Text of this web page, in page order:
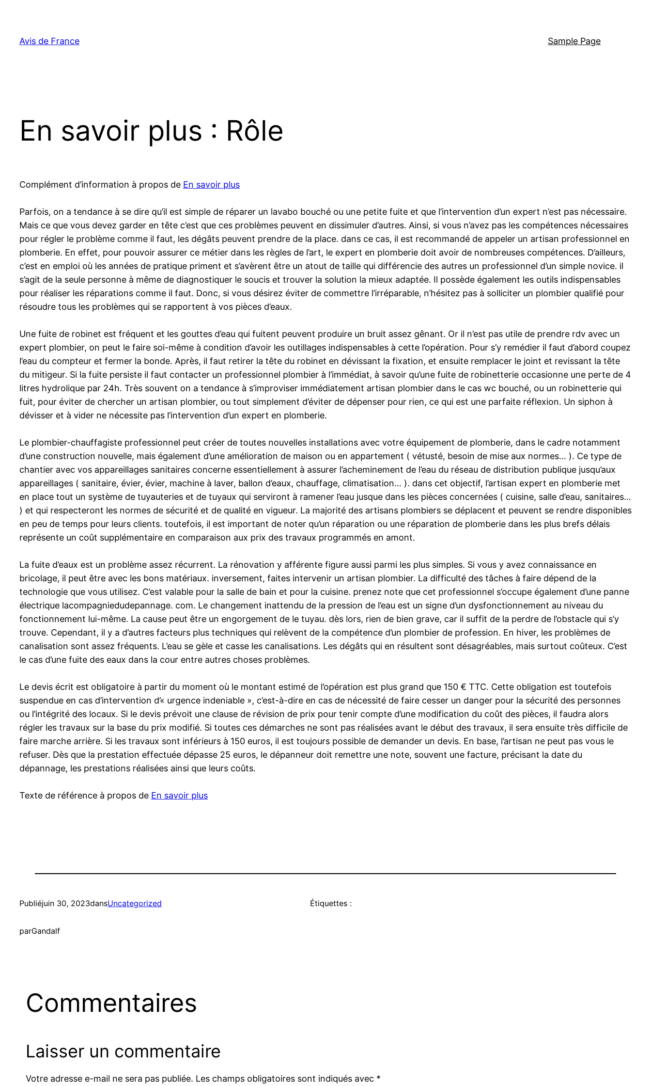
contenu
Avis de France Sample Page
En savoir plus : Rôle
Complément d’information à propos de En savoir plus
Parfois, on a tendance à se dire qu’il est simple de réparer un lavabo bouché ou une petite fuite et que l’intervention d’un expert n’est pas nécessaire.
Mais ce que vous devez garder en tête c’est que ces problèmes peuvent en dissimuler d’autres. Ainsi, si vous n’avez pas les compétences nécessaires
pour régler le problème comme il faut, les dégâts peuvent prendre de la place. dans ce cas, il est recommandé de appeler un artisan professionnel en
plomberie. En effet, pour pouvoir assurer ce métier dans les règles de l’art, le expert en plomberie doit avoir de nombreuses compétences. D’ailleurs,
c’est en emploi où les années de pratique priment et s’avèrent être un atout de taille qui différencie des autres un professionnel d’un simple novice. il
s’agit de la seule personne à même de diagnostiquer le soucis et trouver la solution la mieux adaptée. Il possède également les outils indispensables
pour réaliser les réparations comme il faut. Donc, si vous désirez éviter de commettre l’irréparable, n’hésitez pas à solliciter un plombier qualifié pour
résoudre tous les problèmes qui se rapportent à vos pièces d’eaux.
Une fuite de robinet est fréquent et les gouttes d’eau qui fuitent peuvent produire un bruit assez gênant. Or il n’est pas utile de prendre rdv avec un
expert plombier, on peut le faire soi-même à condition d’avoir les outillages indispensables à cette l’opération. Pour s’y remédier il faut d’abord coupez
l’eau du compteur et fermer la bonde. Après, il faut retirer la tête du robinet en dévissant la fixation, et ensuite remplacer le joint et revissant la tête
du mitigeur. Si la fuite persiste il faut contacter un professionnel plombier à l’immédiat, à savoir qu’une fuite de robinetterie occasionne une perte de 4
litres hydrolique par 24h. Très souvent on a tendance à s’improviser immédiatement artisan plombier dans le cas wc bouché, ou un robinetterie qui
fuit, pour éviter de chercher un artisan plombier, ou tout simplement d’éviter de dépenser pour rien, ce qui est une parfaite réflexion. Un siphon à
dévisser et à vider ne nécessite pas l’intervention d’un expert en plomberie.
Le plombier-chauffagiste professionnel peut créer de toutes nouvelles installations avec votre équipement de plomberie, dans le cadre notamment
d’une construction nouvelle, mais également d’une amélioration de maison ou en appartement ( vétusté, besoin de mise aux normes… ). Ce type de
chantier avec vos appareillages sanitaires concerne essentiellement à assurer l’acheminement de l’eau du réseau de distribution publique jusqu’aux
appareillages ( sanitaire, évier, évier, machine à laver, ballon d’eaux, chauffage, climatisation… ). dans cet objectif, l’artisan expert en plomberie met
en place tout un système de tuyauteries et de tuyaux qui serviront à ramener l’eau jusque dans les pièces concernées ( cuisine, salle d’eau, sanitaires…
) et qui respecteront les normes de sécurité et de qualité en vigueur. La majorité des artisans plombiers se déplacent et peuvent se rendre disponibles
en peu de temps pour leurs clients. toutefois, il est important de noter qu’un réparation ou une réparation de plomberie dans les plus brefs délais
représente un coût supplémentaire en comparaison aux prix des travaux programmés en amont.
La fuite d’eaux est un problème assez récurrent. La rénovation y afférente figure aussi parmi les plus simples. Si vous y avez connaissance en
bricolage, il peut être avec les bons matériaux. inversement, faites intervenir un artisan plombier. La difficulté des tâches à faire dépend de la
technologie que vous utilisez. C’est valable pour la salle de bain et pour la cuisine. prenez note que cet professionnel s’occupe également d’une panne
électrique lacompagniedudepannage. com. Le changement inattendu de la pression de l’eau est un signe d’un dysfonctionnement au niveau du
fonctionnement lui-même. La cause peut être un engorgement de le tuyau. dès lors, rien de bien grave, car il suffit de la perdre de l’obstacle qui s’y
trouve. Cependant, il y a d’autres facteurs plus techniques qui relèvent de la compétence d’un plombier de profession. En hiver, les problèmes de
canalisation sont assez fréquents. L’eau se gèle et casse les canalisations. Les dégâts qui en résultent sont désagréables, mais surtout coûteux. C’est
le cas d’une fuite des eaux dans la cour entre autres choses problèmes.
Le devis écrit est obligatoire à partir du moment où le montant estimé de l’opération est plus grand que 150 € TTC. Cette obligation est toutefois
suspendue en cas d’intervention d’« urgence indeniable », c’est-à-dire en cas de nécessité de faire cesser un danger pour la sécurité des personnes
ou l’intégrité des locaux. Si le devis prévoit une clause de révision de prix pour tenir compte d’une modification du coût des pièces, il faudra alors
régler les travaux sur la base du prix modifié. Si toutes ces démarches ne sont pas réalisées avant le début des travaux, il sera ensuite très difficile de
faire marche arrière. Si les travaux sont inférieurs à 150 euros, il est toujours possible de demander un devis. En base, l’artisan ne peut pas vous le
refuser. Dès que la prestation effectuée dépasse 25 euros, le dépanneur doit remettre une note, souvent une facture, précisant la date du
dépannage, les prestations réalisées ainsi que leurs coûts.
Texte de référence à propos de En savoir plus
Publiéjuin 30, 2023dansUncategorized
parGandalf
Étiquettes :
Commentaires
Laisser un commentaire
Votre adresse e-mail ne sera pas publiée. Les champs obligatoires sont indiqués avec *